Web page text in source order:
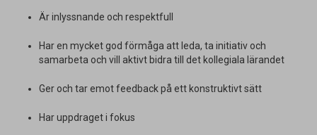
Är inlyssnande och respektfull
Har en mycket god förmåga att leda, ta initiativ och
samarbeta och vill aktivt bidra till det kollegiala lärandet
Ger och tar emot feedback på ett konstruktivt sätt
Har uppdraget i fokus